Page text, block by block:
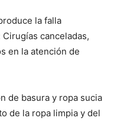
la falla
canceladas,
en la atención de
de basura y ropa sucia
de la ropa limpia y del